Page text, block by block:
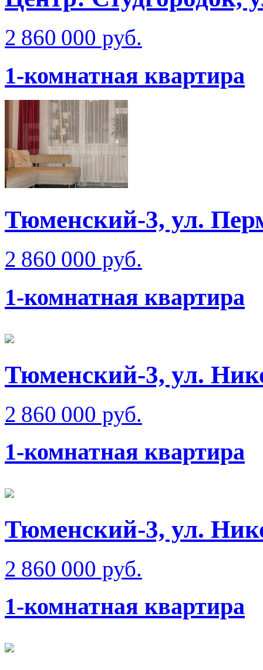
2 860 000 руб.
1-комнатная квартира
Тюменский-3, ул.
2 860 000 руб.
1-комнатная квартира
Тюменский-3, ул.
2 860 000 руб.
1-комнатная квартира
Тюменский-3, ул.
2 860 000 руб.
1-комнатная квартира